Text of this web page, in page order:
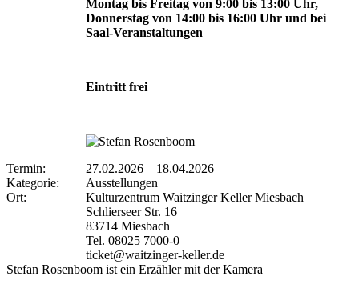
Montag bis Freitag von 9:00 bis 13:00 Uhr,
Donnerstag von 14:00 bis 16:00 Uhr und bei
Saal-Veranstaltungen
Eintritt frei
Termin: 27.02.2026 – 18.04.2026
Kategorie:
Ausstellungen
Ort:
Kulturzentrum Waitzinger Keller Miesbach
Schlierseer Str. 16
83714 Miesbach
Tel. 08025 7000-0
ticket@waitzinger-keller.de
Stefan Rosenboom ist ein Erzähler mit der Kamera